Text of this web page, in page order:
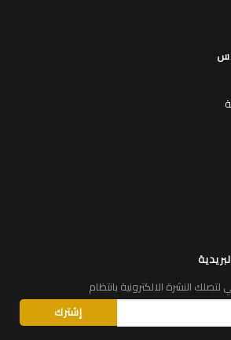
النشرة الالكترونية بانتظام